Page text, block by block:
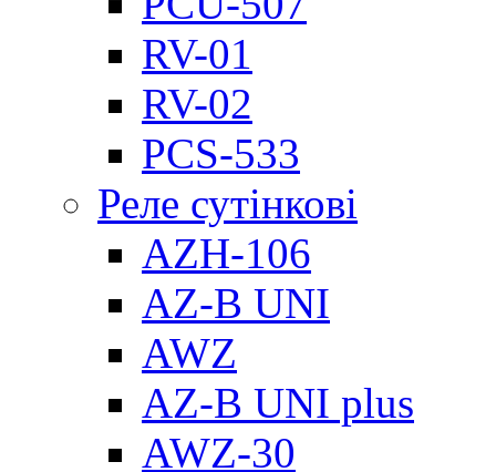
RV-01
RV-02
PCS-533
Реле сутінкові
AZH-106
AZ-B UNI
AWZ
AZ-B UNI plus
AWZ-30